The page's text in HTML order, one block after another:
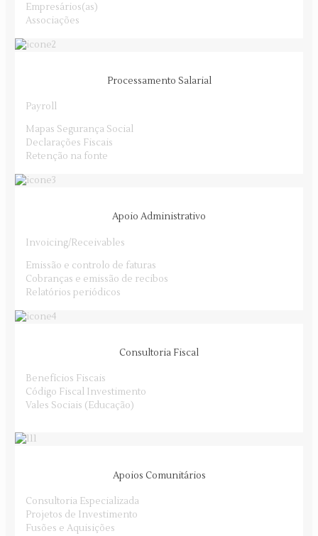
Empresários(as)
Associações
Processamento Salarial
Payroll
Mapas Segurança Social
Declarações Fiscais
Retenção na fonte
Apoio Administrativo
Invoicing/Receivables
Emissão e controlo de faturas
Cobranças e emissão de recibos
Relatórios periódicos
Consultoria Fiscal
Benefícios Fiscais
Código Fiscal Investimento
Vales Sociais (Educação)
Apoios Comunitários
Consultoria Especializada
Projetos de Investimento
Fusões e Aquisições